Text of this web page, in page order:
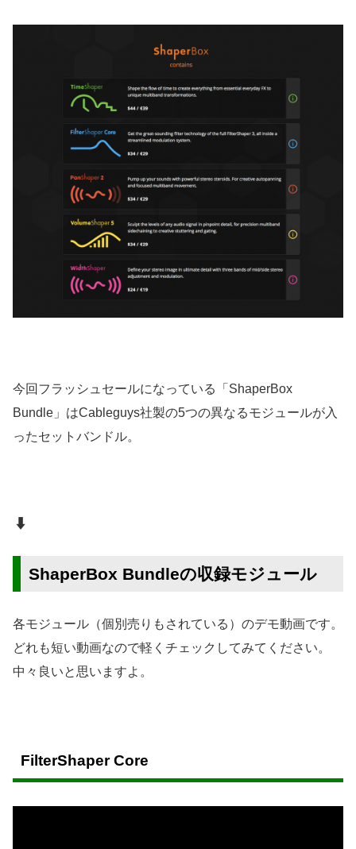
今回フラッシュセールになっている「ShaperBox
Bundle」はCableguys社製の5つの異なるモジュールが入
ったセットバンドル。
⬇️
ShaperBox Bundleの収録モジュール
各モジュール（個別売りもされている）のデモ動画です。
どれも短い動画なので軽くチェックしてみてください。
中々良いと思いますよ。
FilterShaper Core